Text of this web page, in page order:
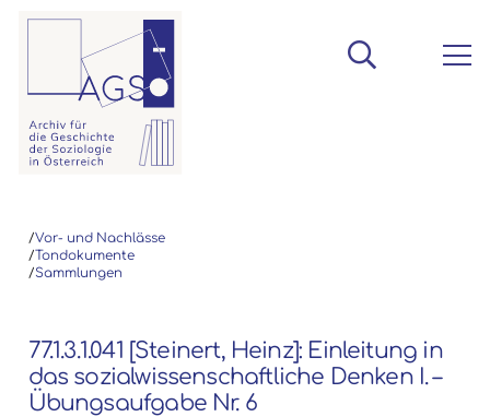
/Vor- und Nachlässe
/Tondokumente
/Sammlungen
77.1.3.1.041 [Steinert, Heinz]: Einleitung in
das sozialwissenschaftliche Denken I. –
Übungsaufgabe Nr. 6